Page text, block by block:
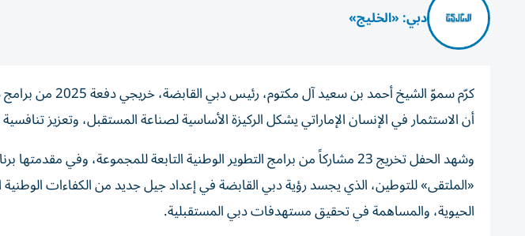
دبي: «الخليج»
كرّم سموّ الشيخ أحمد
أن الاستثمار في الإنسان الإماراتي يشكل الركيزة الأساسية لصناعة المستقبل، وتعزيز
وشهد الحفل تخريج 23 مشاركاً من برامج التطوير الوطنية التابعة للمجموعة، وفي
«الملتقى» للتوطين، الذي يجسد رؤية دبي القابضة في إعداد جيل جديد من الكفاءات الوطنية
الحيوية، والمساهمة في تحقيق مستهدفات دبي المستقبلية.